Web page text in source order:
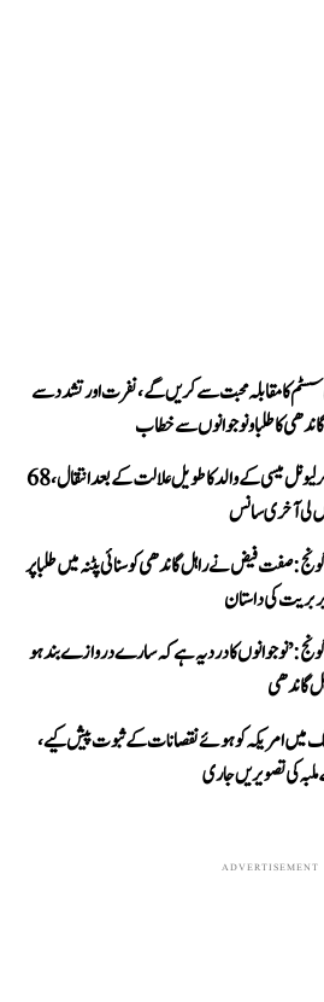
کا مقابلہ محبت سے کریں گے، نفرت اور تشدد سے
کا طلبا و نوجوانوں سے خطاب
معروف فٹبالر لیونل میسی کے والد کا طویل علالت کے بعد انتقال، 68
لی آخری سانس
صفت فیض نے راہل گاندھی کو سنائی پٹنہ میں طلبا پر
کی داستان
’نوجوانوں کا درد یہ ہے کہ سارے دروازے بند ہو
گاندھی
میں امریکہ کو ہوئے نقصانات کے ثبوت پیش کیے،
ملبہ کی تصویریں جاری
ADVERTISEMENT